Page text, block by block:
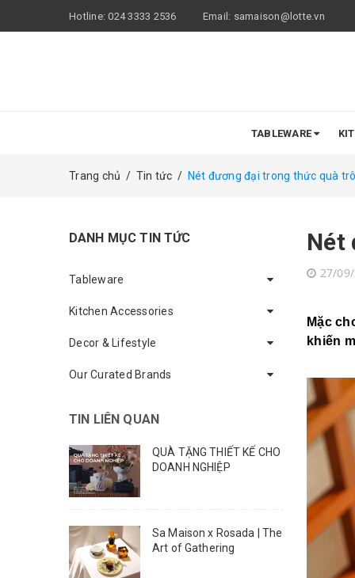
Hotline:024 3333 2536 Email: samaison@lotte.vn
TABLEWARE
Trang chủ / Tin tức / Nét đương đại trong thức quà
Nét
27/
Mặc
khiến
DANH MỤC TIN TỨC
Tableware
Kitchen Accessories
Decor & Lifestyle
Our Curated Brands
TIN LIÊN QUAN
QUÀ TẶNG THIẾT KẾ CHO
DOANH NGHIỆP
Sa Maison x Rosada | The
Art of Gathering